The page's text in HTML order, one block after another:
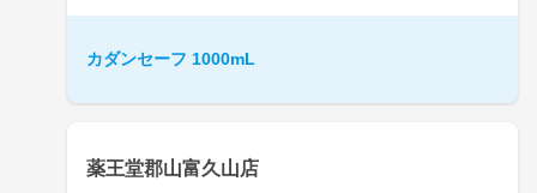
カダンセーフ 1000mL
薬王堂郡山富久山店